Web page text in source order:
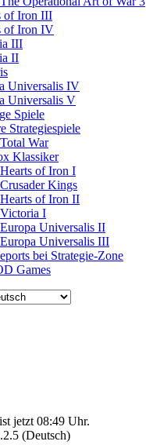
of Iron III
of Iron IV
III
II
Universalis IV
Universalis V
Spiele
Strategiespiele
War
Klassiker
of Iron I
Kings
of Iron II
I
Universalis II
Universalis III
bei Strategie-Zone
Games
jetzt 08:49 Uhr.
(Deutsch)